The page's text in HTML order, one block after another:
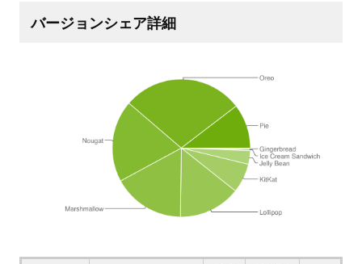
バージョンシェア詳細